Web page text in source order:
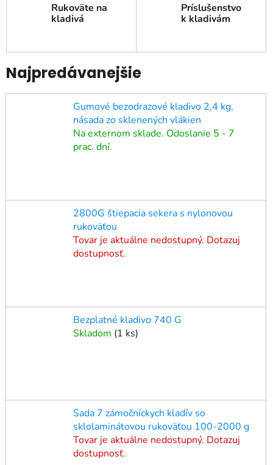
Rukoväte na
kladivá
Príslušenstvo
k kladivám
Najpredávanejšie
Gumové bezodrazové kladivo 2,4 kg,
násada zo sklenených vlákien
Na externom sklade. Odoslanie 5 - 7
prac. dní.
2800G štiepacia sekera s nylonovou
rukoväťou
Tovar je aktuálne nedostupný. Dotazuj
dostupnosť.
Bezplatné kladivo 740 G
Skladom (1 ks)
Sada 7 zámočníckych kladív so
sklolaminátovou rukoväťou 100-2000 g
Tovar je aktuálne nedostupný. Dotazuj
dostupnosť.